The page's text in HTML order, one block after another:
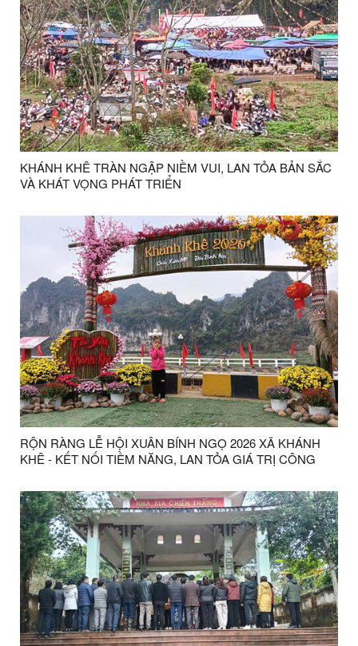
KHÁNH KHÊ TRÀN NGẬP NIỀM VUI, LAN TỎA BẢN SẮC
VÀ KHÁT VỌNG PHÁT TRIỂN
RỘN RÀNG LỄ HỘI XUÂN BÍNH NGỌ 2026 XÃ KHÁNH
KHÊ - KẾT NỐI TIỀM NĂNG, LAN TỎA GIÁ TRỊ CÔNG